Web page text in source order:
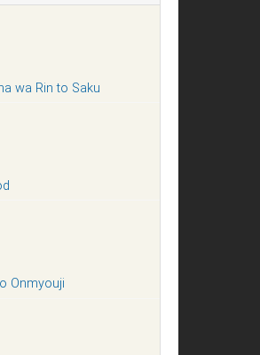
wa Rin to Saku
Onmyouji